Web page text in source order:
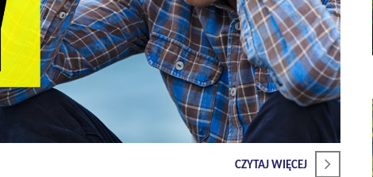
CZYTAJ WIĘCEJ